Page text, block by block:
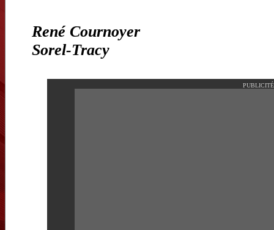
René Cournoyer
Sorel-Tracy
PUBLICITÉ